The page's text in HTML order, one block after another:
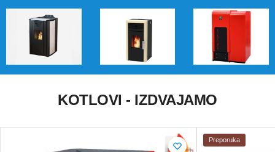
KOTLOVI - IZDVAJAMO
Preporuka